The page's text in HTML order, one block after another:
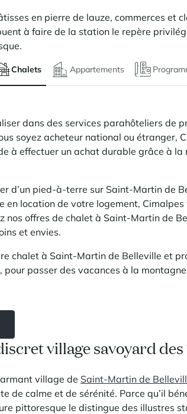
en pierre de lauze, commerces et
à faire de la station le repère
Chalets Appartements
dans des services parahôteliers de
soyez acheteur national ou étranger,
à effectuer un achat durable grâce à la
d’un pied-à-terre sur Saint-Martin de
location de votre logement, Cimalpes
nos offres de chalet à Saint-Martin de
et envies.
chalet à Saint-Martin de Belleville et
passer des vacances à la
village savoyard
village de Saint-Martin de
de calme et de sérénité. Parce qu’il
pittoresque le distingue des illustres